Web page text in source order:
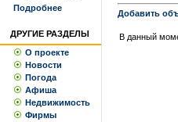
Подробнее
ДРУГИЕ РАЗДЕЛЫ
О проекте
Новости
Погода
Афиша
Недвижимость
Фирмы
Добавить
В данный